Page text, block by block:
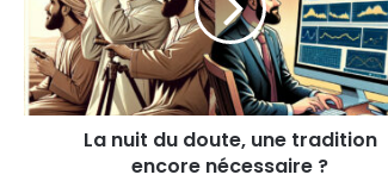
La nuit du doute, une tradition
encore nécessaire ?